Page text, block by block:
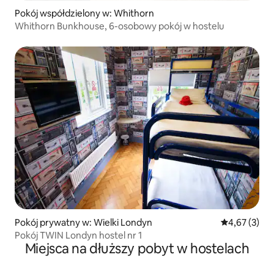
Pokój współdzielony w: Whithorn
Whithorn Bunkhouse, 6-osobowy pokój w hostelu
Pokój prywatny w: Wielki Londyn Średnia
4,67 (3)
Pokój TWIN Londyn hostel nr 1
Miejsca na dłuższy pobyt w hostelach